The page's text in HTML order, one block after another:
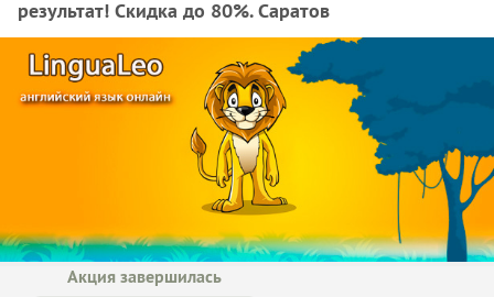
результат! Скидка до 80%. Саратов
Акция завершилась